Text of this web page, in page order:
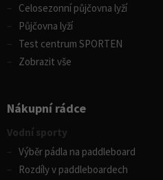
Celosezonní půjčovna lyží
Půjčovna lyží
Test centrum SPORTEN
Zobrazit vše
Nákupní rádce
Vodní sporty
Výběr pádla na paddleboard
Rozdíly v paddleboardech